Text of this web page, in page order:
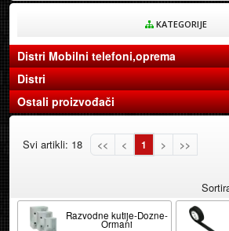
KATEGORIJE
Distri Mobilni telefoni,oprema
Distri
Ostali proizvođači
Svi artikli: 18 << < 1 > >>
Razvodne kutije-Dozne-
Ormani